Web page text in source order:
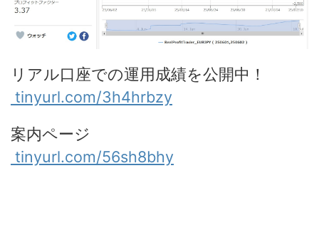
リアル口座での運用成績を公開中！
tinyurl.com/3h4hrbzy
案内ページ
tinyurl.com/56sh8bhy